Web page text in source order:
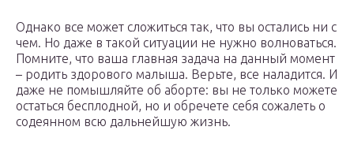
Однако все может сложиться так, что вы остались ни с
чем. Но даже в такой ситуации не нужно волноваться.
Помните, что ваша главная задача на данный момент
– родить здорового малыша. Верьте, все наладится. И
даже не помышляйте об аборте: вы не только можете
остаться бесплодной, но и обречете себя сожалеть о
содеянном всю дальнейшую жизнь.